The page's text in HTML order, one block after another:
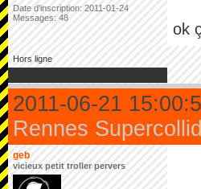
Date d'inscription: 2011-01-24
Messages: 48
ok
Hors ligne
2011-06-21
Rennes
geb
vicieux petit troller pervers